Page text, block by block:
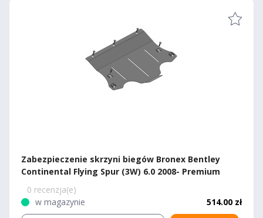
Zabezpieczenie skrzyni biegów Bronex Bentley
Continental Flying Spur (3W) 6.0 2008- Premium
0 recenzja(e)
w magazynie
514.00 zł